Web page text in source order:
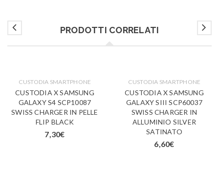
PRODOTTI CORRELATI
CUSTODIA SMARTPHONE
CUSTODIA X SAMSUNG
GALAXY S4 SCP10087
SWISS CHARGER IN PELLE
FLIP BLACK
7,30€
CUSTODIA SMARTPHONE
CUSTODIA X SAMSUNG
GALAXY SIII SCP60037
SWISS CHARGER IN
ALLUMINIO SILVER
SATINATO
6,60€